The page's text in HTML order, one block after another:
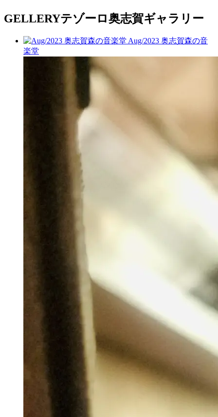
GELLERYテゾーロ奥志賀ギャラリー
Aug/2023 奥志賀森の音
楽堂